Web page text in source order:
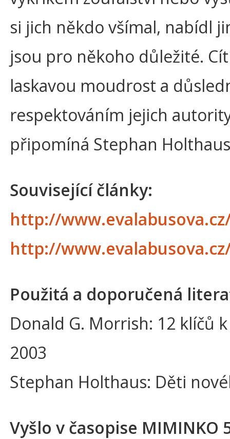
si jich někdo všímal, nabídl
jsou pro někoho důležité.
laskavou moudrost a
respektováním jejich
připomíná Stephan
Související články:
http://
http://
Použitá a doporučená
Donald G. Morrish: 12 klíčů
2003
Stephan Holthaus: Děti
Vyšlo v časopise MIMINKO